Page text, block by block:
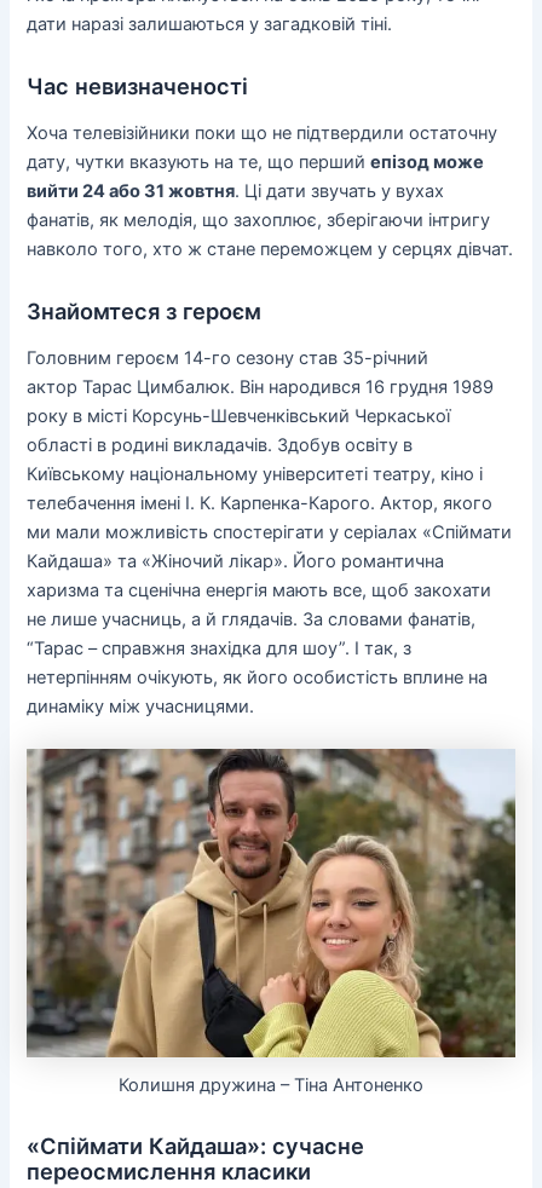
дати наразі залишаються у загадковій тіні.
Час невизначеності
Хоча телевізійники поки що не підтвердили остаточну
дату, чутки вказують на те, що першийепізод може
вийти 24 або 31 жовтня. Ці дати звучать у вухах
фанатів, як мелодія, що захоплює, зберігаючи інтригу
навколо того, хто ж стане переможцем у серцях дівчат.
Знайомтеся з героєм
Головним героєм 14-го сезону став 35-річний
актор Тарас Цимбалюк. Він народився 16 грудня 1989
року в місті Корсунь-Шевченківський Черкаської
області в родині викладачів. Здобув освіту в
Київському національному університеті театру, кіно і
телебачення імені І. К. Карпенка-Карого. Актор, якого
ми мали можливість спостерігати у серіалах «Спіймати
Кайдаша» та «Жіночий лікар». Його романтична
харизма та сценічна енергія мають все, щоб закохати
не лише учасниць, а й глядачів. За словами фанатів,
“Тарас – справжня знахідка для шоу”. І так, з
нетерпінням очікують, як його особистість вплине на
динаміку між учасницями.
Колишня дружина – Тіна Антоненко
«Спіймати Кайдаша»: сучасне
переосмислення класики